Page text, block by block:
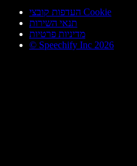
העדפות קובצי Cookie
תנאי השירות
מדיניות פרטיות
© Speechify Inc 2026